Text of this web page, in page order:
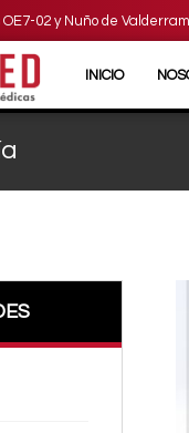
02 y Nuño de
INICIO